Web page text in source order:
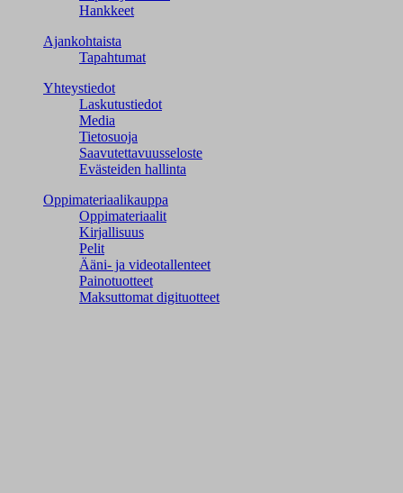
Hankkeet
Ajankohtaista
Tapahtumat
Yhteystiedot
Laskutustiedot
Media
Tietosuoja
Saavutettavuusseloste
Evästeiden hallinta
Oppimateriaalikauppa
Oppimateriaalit
Kirjallisuus
Pelit
Ääni- ja videotallenteet
Painotuotteet
Maksuttomat digituotteet